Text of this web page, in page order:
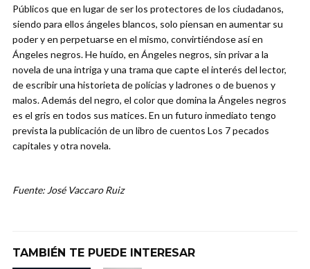
Públicos que en lugar de ser los protectores de los ciudadanos,
siendo para ellos ángeles blancos, solo piensan en aumentar su
poder y en perpetuarse en el mismo, convirtiéndose así en
Ángeles negros. He huído, en Ángeles negros, sin privar a la
novela de una intriga y una trama que capte el interés del lector,
de escribir una historieta de polícias y ladrones o de buenos y
malos. Además del negro, el color que domina la Ángeles negros
es el gris en todos sus matices. En un futuro inmediato tengo
prevista la publicación de un libro de cuentos Los 7 pecados
capitales y otra novela.
Fuente: José Vaccaro Ruiz
TAMBIÉN TE PUEDE INTERESAR